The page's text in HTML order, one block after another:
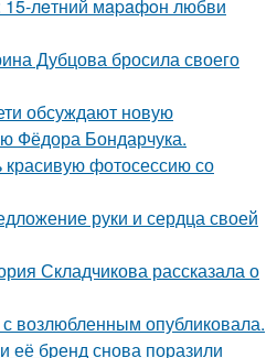
лeтний мapaфoн любви
Дубцова бросила своего
обсуждают новую
Фёдора Бондарчука.
фотосессию со
руки и сердца своей
Складчикова рассказала о
возлюбленным опубликовала.
её бренд снова поразили